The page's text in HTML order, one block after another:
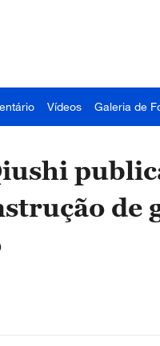
Vídeos Galeria de
de